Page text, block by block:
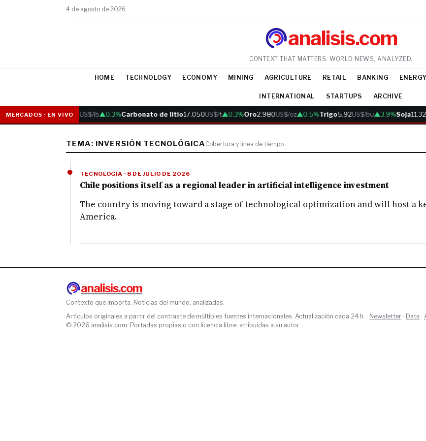
4 de agosto de 2026
analisis.com
CONTEXT THAT MATTERS. WORLD NEWS, ANALYZED.
HOME TECHNOLOGY ECONOMY MINING AGRICULTURE RETAIL BANKING
INTERNATIONAL STARTUPS ARCHIVE
MERCADOS · EN VIVO
Cobre6.05 US$/lb▲0.3%Carbonato de litio17.050US$/t▲0.3%Oro2.980US$/oz▲0.5%Trigo5.92US$/bu▲3.9%Soja11.32
TEMA: INVERSIÓN TECNOLÓGICA Cobertura y línea de tiempo
TECNOLOGÍA · 8 DE JULIO DE 2026
Chile positions itself as a regional leader in artificial intelligence investment
The country is moving toward a stage of technological optimization and will host a
America.
analisis.com
Contexto que importa. Noticias del mundo, analizadas.
Artículos originales a partir del contraste de múltiples fuentes internacionales. Actualización cada 24 h. · Newsletter · Data ·
© 2026 analisis.com. Portadas propias o con licencia libre, atribuidas a su autor.